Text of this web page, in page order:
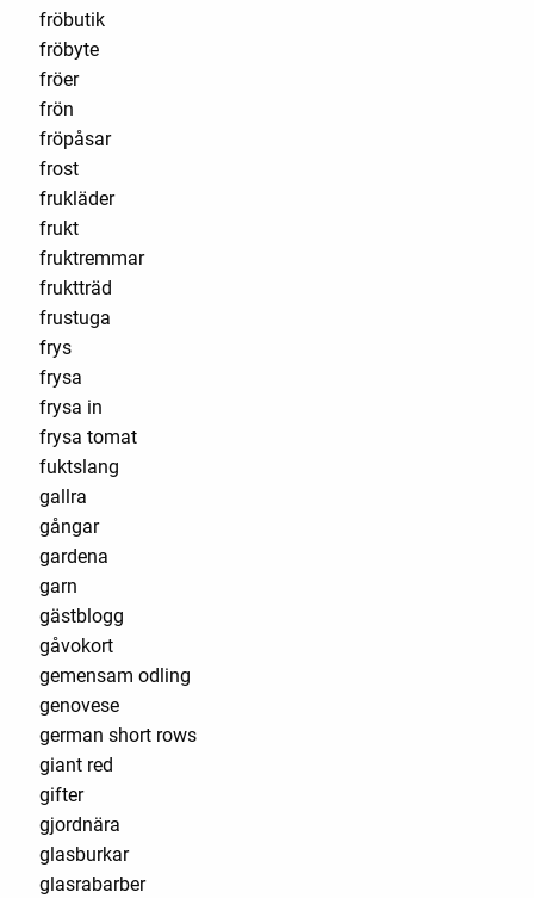
fröbutik
fröbyte
fröer
frön
fröpåsar
frost
frukläder
frukt
fruktremmar
fruktträd
frustuga
frys
frysa
frysa in
frysa tomat
fuktslang
gallra
gångar
gardena
garn
gästblogg
gåvokort
gemensam odling
genovese
german short rows
giant red
gifter
gjordnära
glasburkar
glasrabarber